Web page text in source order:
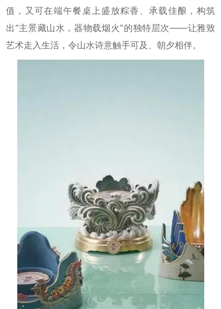
值，又可在端午餐桌上盛放粽香、承载佳酿，构筑
出“主景藏山水，器物载烟火”的独特层次——让雅致
艺术走入生活，令山水诗意触手可及、朝夕相伴。